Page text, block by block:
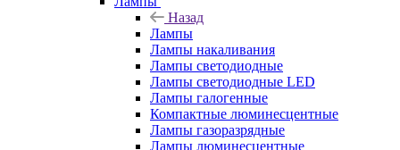
Назад
Лампы
Лампы накаливания
Лампы светодиодные
Лампы светодиодные LED
Лампы галогенные
Компактные люминесцентные
Лампы газоразрядные
Лампы люминесцентные